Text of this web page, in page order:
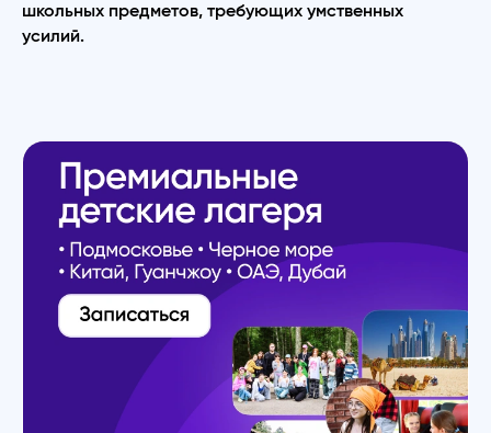
школьных предметов, требующих умственных
усилий.